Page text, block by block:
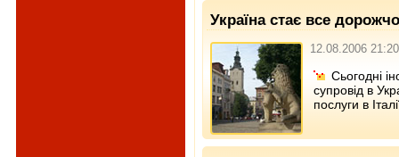
Україна стає все
12.08.2006 21:20
Сьогодні
супровід в
послуги в